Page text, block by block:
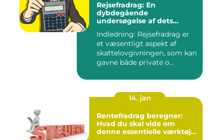
Rejsefradrag: En
dybdegående
undersøgelse af dets
vigtighed for investorer og
finansfolk
Indledning: Rejsefradrag er
et væsentligt aspekt af
skattelovgivningen, som kan
gavne både private o...
14. jan
Rentefradrag beregner:
Hvad du skal vide om
denne essentielle værktøj